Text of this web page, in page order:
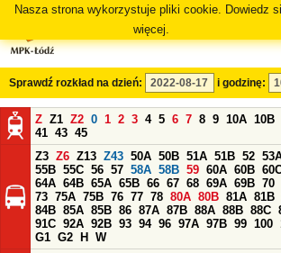
Nasza strona wykorzystuje pliki cookie. Dowiedz
więcej.
Sprawdź rozkład na dzień: i godzinę:
Z Z1 Z2 0 1 2 3 4 5 6 7 8 9 10A 10B
41 43 45
Z3 Z6 Z13 Z43 50A 50B 51A 51B 52
55B 55C 56 57 58A 58B 59 60A 60B
64A 64B 65A 65B 66 67 68 69A 69B 70
73 75A 75B 76 77 78 80A 80B 81A 81B
84B 85A 85B 86 87A 87B 88A 88B 88C
91C 92A 92B 93 94 96 97A 97B 99 100
G1 G2 H
W